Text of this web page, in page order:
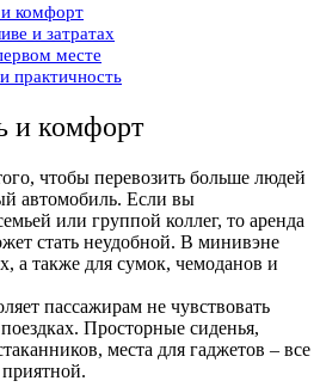
комфорт
и затратах
месте
практичность
и комфорт
чтобы перевозить больше людей
автомобиль. Если вы
или группой коллег, то аренда
стать неудобной. В минивэне
а также для сумок, чемоданов и
пассажирам не чувствовать
Просторные сиденья,
места для гаджетов – все
приятной.